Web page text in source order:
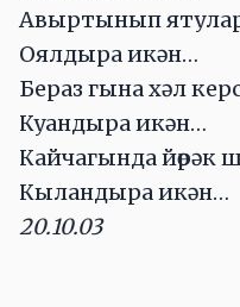
Авыртынып
Оялдыра икән…
Бераз гына хәл
Куандыра икән…
Кайчагында йөрәк
Кыландыра икән…
20.10.03